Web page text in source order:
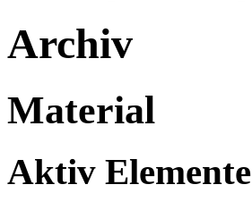
Archiv
Material
Aktiv Elemente